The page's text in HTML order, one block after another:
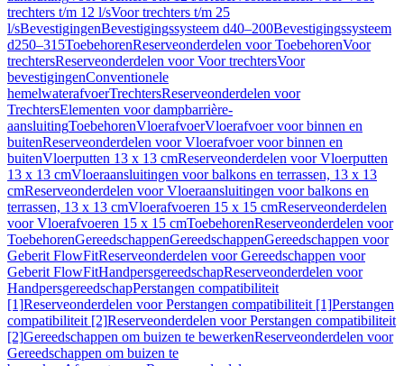
trechters t/m 12 l/sVoor trechters t/m 25
l/sBevestigingenBevestigingssysteem d40–200Bevestigingssysteem
d250–315ToebehorenReserveonderdelen voor ToebehorenVoor
trechtersReserveonderdelen voor Voor trechtersVoor
bevestigingenConventionele
hemelwaterafvoerTrechtersReserveonderdelen voor
TrechtersElementen voor dampbarrière-
aansluitingToebehorenVloerafvoerVloerafvoer voor binnen en
buitenReserveonderdelen voor Vloerafvoer voor binnen en
buitenVloerputten 13 x 13 cmReserveonderdelen voor Vloerputten
13 x 13 cmVloeraansluitingen voor balkons en terrassen, 13 x 13
cmReserveonderdelen voor Vloeraansluitingen voor balkons en
terrassen, 13 x 13 cmVloerafvoeren 15 x 15 cmReserveonderdelen
voor Vloerafvoeren 15 x 15 cmToebehorenReserveonderdelen voor
ToebehorenGereedschappenGereedschappenGereedschappen voor
Geberit FlowFitReserveonderdelen voor Gereedschappen voor
Geberit FlowFitHandpersgereedschapReserveonderdelen voor
HandpersgereedschapPerstangen compatibiliteit
[1]Reserveonderdelen voor Perstangen compatibiliteit [1]Perstangen
compatibiliteit [2]Reserveonderdelen voor Perstangen compatibiliteit
[2]Gereedschappen om buizen te bewerkenReserveonderdelen voor
Gereedschappen om buizen te